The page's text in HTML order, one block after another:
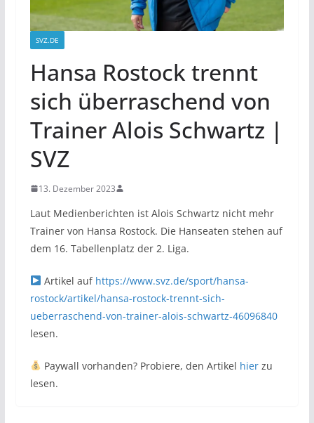
SVZ.DE
Hansa Rostock trennt
sich überraschend von
Trainer Alois Schwartz |
SVZ
13. Dezember 2023
Laut Medienberichten ist Alois Schwartz nicht mehr
Trainer von Hansa Rostock. Die Hanseaten stehen auf
dem 16. Tabellenplatz der 2. Liga.
Artikel auf https://www.svz.de/sport/hansa-
rostock/artikel/hansa-rostock-trennt-sich-
ueberraschend-von-trainer-alois-schwartz-46096840
lesen.
Paywall vorhanden? Probiere, den Artikel hierzu
lesen.